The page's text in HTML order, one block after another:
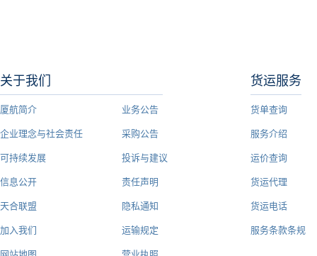
关于我们
厦航简介
企业理念与社会责任
可持续发展
信息公开
天合联盟
加入我们
业务公告
采购公告
投诉与建议
责任声明
隐私通知
运输规定
货运服务
货单查询
服务介绍
运价查询
货运代理
货运电话
服务条款条规